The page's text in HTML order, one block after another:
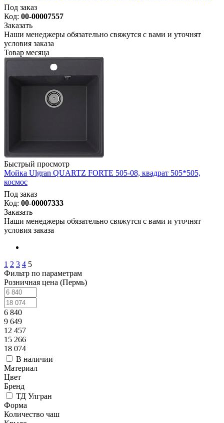
Под заказ
Код: 00-00007557
Заказать
Наши менеджеры обязательно свяжутся с вами и уточнят
условия заказа
Товар месяца
Быстрый просмотр
Мойка Ulgran QUARTZ FORTE 505-08, квадрат 505*505,
космос
Под заказ
Код: 00-00007333
Заказать
Наши менеджеры обязательно свяжутся с вами и уточнят
условия заказа
1 2 3 4 5
Фильтр по параметрам
Розничная цена (Пермь)
6 840
9 649
12 457
15 266
18 074
В наличии
Материал
Цвет
Бренд
ТД Улгран
Форма
Количество чаш